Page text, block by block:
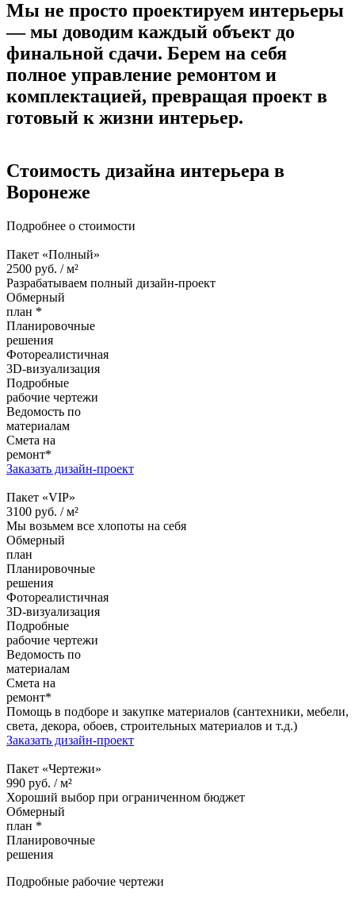
Мы не просто проектируем интерьеры
—мы доводим каждый объект до
финальной сдачи. Берем на себя
полное управление ремонтом и
комплектацией, превращая проект в
готовый к жизни интерьер.
Стоимость дизайна интерьера в
Воронеже
Подробнее о стоимости
Пакет «Полный»
2500 руб. /м²
Разрабатываем полный дизайн-проект
Обмерный
план *
Планировочные
решения
Фотореалистичная
3D-визуализация
Подробные
рабочие чертежи
Ведомость по
материалам
Смета на
ремонт*
Заказать дизайн-проект
Пакет «VIP»
3100 руб. /м²
Мы возьмем все хлопоты на себя
Обмерный
план
Планировочные
решения
Фотореалистичная
3D-визуализация
Подробные
рабочие чертежи
Ведомость по
материалам
Смета на
ремонт*
Помощь в подборе и закупке материалов (сантехники, мебели,
света, декора, обоев, строительных материалов и т.д.)
Заказать дизайн-проект
Пакет «Чертежи»
990 руб. /м²
Хороший выбор при ограниченном бюджет
Обмерный
план *
Планировочные
решения
Подробные рабочие чертежи